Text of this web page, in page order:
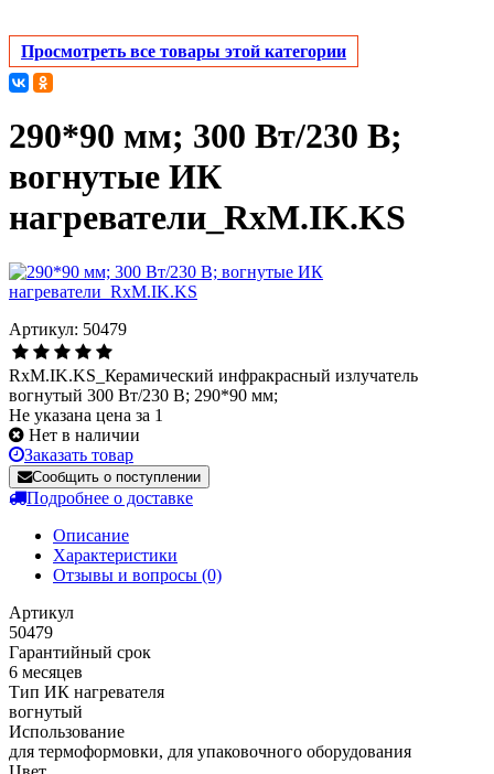
Просмотреть все товары этой категории
290*90 мм; 300 Вт/230 В;
вогнутые ИК
нагреватели_RxM.IK.KS
Артикул: 50479
RxM.IK.KS_Керамический инфракрасный излучатель
вогнутый 300 Вт/230 В; 290*90 мм;
Не указана цена за 1
Нет в наличии
Заказать товар
Сообщить о поступлении
Подробнее о доставке
Описание
Характеристики
Отзывы и вопросы (0)
Артикул
50479
Гарантийный срок
6 месяцев
Тип ИК нагревателя
вогнутый
Использование
для термоформовки, для упаковочного оборудования